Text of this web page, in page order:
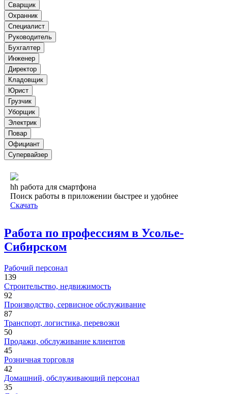
Сварщик
Охранник
Специалист
Руководитель
Бухгалтер
Инженер
Директор
Кладовщик
Юрист
Грузчик
Уборщик
Электрик
Повар
Официант
Супервайзер
hh работа для смартфона
Поиск работы в приложении быстрее и удобнее
Скачать
Работа по профессиям в Усолье-
Сибирском
Рабочий персонал
139
Строительство, недвижимость
92
Производство, сервисное обслуживание
87
Транспорт, логистика, перевозки
50
Продажи, обслуживание клиентов
45
Розничная торговля
42
Домашний, обслуживающий персонал
35